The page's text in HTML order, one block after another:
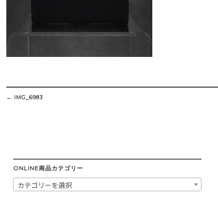
Post
navigation
← IMG_6983
ONLINE商品カテゴリー
カテゴリーを選択